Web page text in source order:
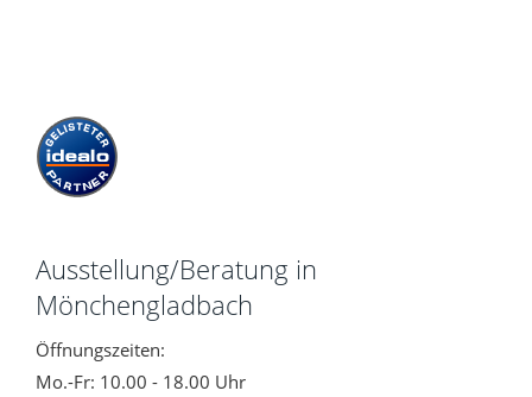
Ausstellung/Beratung in
Mönchengladbach
Öffnungszeiten:
Mo.-Fr: 10.00 - 18.00 Uhr